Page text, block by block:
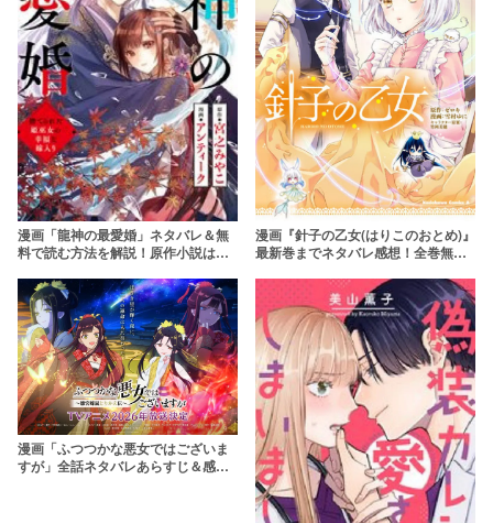
漫画「龍神の最愛婚」ネタバレ＆無
料で読む方法を解説！原作小説はど
漫画『針子の乙女(はりこのおとめ)』
最新巻までネタバレ感想！全巻無料
漫画「ふつつかな悪女ではございま
すが」全話ネタバレあらすじ＆感想